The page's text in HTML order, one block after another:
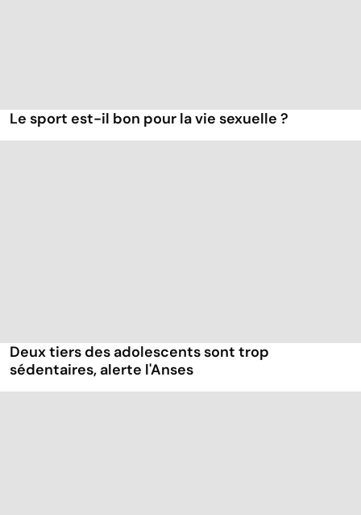
Le sport est-il bon pour la vie sexuelle ?
Deux tiers des adolescents sont trop
sédentaires, alerte l'Anses